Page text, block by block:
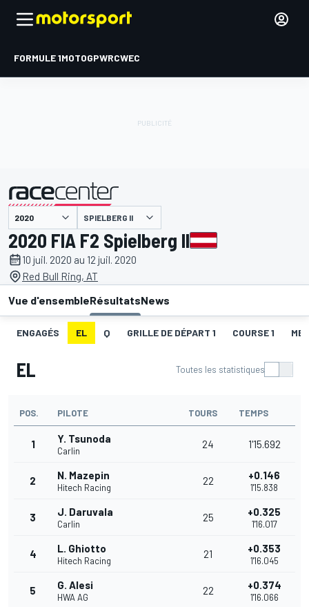
FORMULE 1MOTOGPWRCWEC
présenté par SPIELBERG II
2020 FIA F2 Spielberg II
10 juil. 2020 au 12 juil. 2020
Red Bull Ring, AT
Vue d'ensembleRésultatsNews
ENGAGÉS EL Q GRILLE DE DÉPART 1 COURSE 1
EL Toutes les statistiques
POS. PILOTE TOURS TEMPS
1 Y. Tsunoda
Carlin
24 1'15.692
2 N. Mazepin
Hitech Racing
22 +0.146
1'15.838
3 J. Daruvala
Carlin
25 +0.325
1'16.017
4 L. Ghiotto
Hitech Racing
21 +0.353
1'16.045
5 G. Alesi
HWA AG
22 +0.374
1'16.066